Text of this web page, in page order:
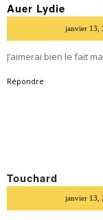
Auer Lydie
janvier 13,
J’aimerai bien le fait
Répondre
Touchard
janvier 13,